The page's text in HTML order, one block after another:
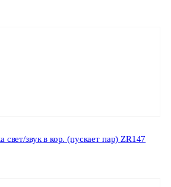
свет/звук в кор. (пускает пар) ZR147